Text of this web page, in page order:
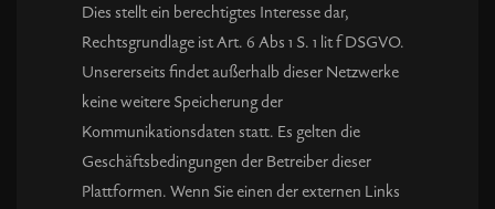
Dies stellt ein berechtigtes Interesse dar,
Rechtsgrundlage ist Art. 6 Abs 1 S. 1 lit f DSGVO.
Unsererseits findet außerhalb dieser Netzwerke
keine weitere Speicherung der
Kommunikationsdaten statt. Es gelten die
Geschäftsbedingungen der Betreiber dieser
Plattformen. Wenn Sie einen der externen Links